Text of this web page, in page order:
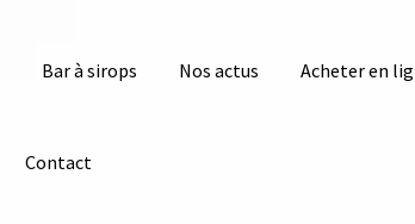
Bar à sirops Nos actus Acheter en
Contact